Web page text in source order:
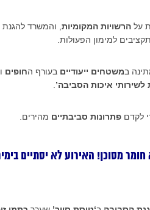
עלהרשויות המקומיות , והמשרד
למימון הפעולות.
במשטחים ייעודיים בעורף החופים
איכות הסביבה’
לקדםפתרונות סביבתיים מהירים.
חומר מסוכן! האירוע לא יסתיים